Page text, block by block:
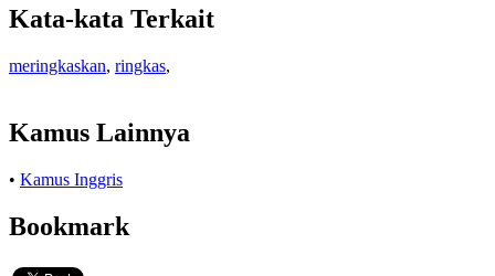
Kata-kata Terkait
meringkaskan, ringkas,
Kamus Lainnya
• Kamus Inggris
Bookmark